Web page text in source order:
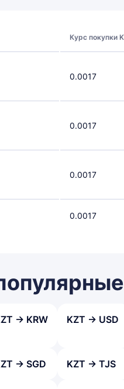
Курс покупки
0.0017
0.0017
0.0017
0.0017
→ KRW KZT → USD
→ SGD KZT → TJS